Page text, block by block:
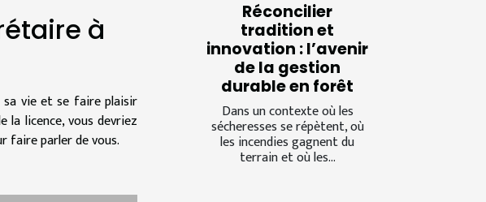
à
vie et se faire plaisir
la licence, vous devriez
faire parler de vous.
Réconcilier
tradition et
innovation : l’avenir
de la gestion
durable en forêt
Dans un contexte où les
sécheresses se répètent, où
les incendies gagnent du
terrain et où les...